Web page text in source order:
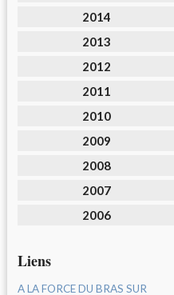
2014
2013
2012
2011
2010
2009
2008
2007
2006
Liens
A LA FORCE DU BRAS SUR